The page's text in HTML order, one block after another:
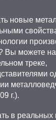
новые
Вы можете
треке,
г.).
в реальных